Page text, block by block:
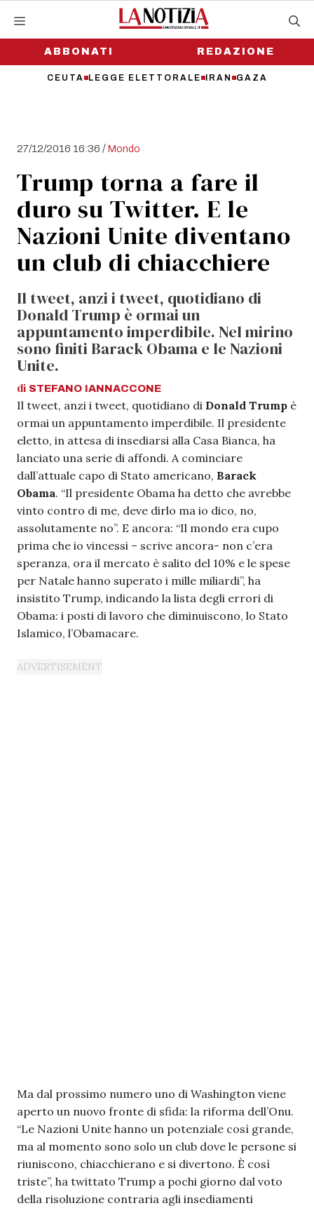
contenutoABBONATI
CEUTA LEGGE ELETTORALE IRAN GAZA
REDAZIONE
27/12/2016 16:36 /Mondo
Trump torna a fare il
duro su Twitter. E le
Nazioni Unite diventano
un club di chiacchiere
Il tweet, anzi i tweet, quotidiano di
Donald Trump è ormai un
appuntamento imperdibile. Nel mirino
sono finiti Barack Obama e le Nazioni
Unite.
di STEFANO IANNACCONE
Il tweet, anzi i tweet, quotidiano di Donald Trump è
ormai un appuntamento imperdibile. Il presidente
eletto, in attesa di insediarsi alla Casa Bianca, ha
lanciato una serie di affondi. A cominciare
dall’attuale capo di Stato americano, Barack
Obama. “Il presidente Obama ha detto che avrebbe
vinto contro di me, deve dirlo ma io dico, no,
assolutamente no”. E ancora: “Il mondo era cupo
prima che io vincessi – scrive ancora- non c’era
speranza, ora il mercato è salito del 10% e le spese
per Natale hanno superato i mille miliardi”, ha
insistito Trump, indicando la lista degli errori di
Obama: i posti di lavoro che diminuiscono, lo Stato
Islamico, l’Obamacare.
Ma dal prossimo numero uno di Washington viene
aperto un nuovo fronte di sfida: la riforma dell’Onu.
“Le Nazioni Unite hanno un potenziale così grande,
ma al momento sono solo un club dove le persone si
riuniscono, chiacchierano e si divertono. È così
triste”, ha twittato Trump a pochi giorno dal voto
della risoluzione contraria agli insediamenti